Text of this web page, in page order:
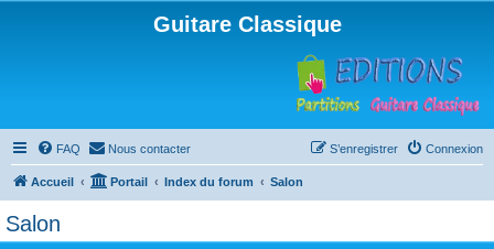
Guitare Classique
FAQ Nous contacter Connexion
S’enregistrer
Accueil Portail Index du forum Salon
Salon